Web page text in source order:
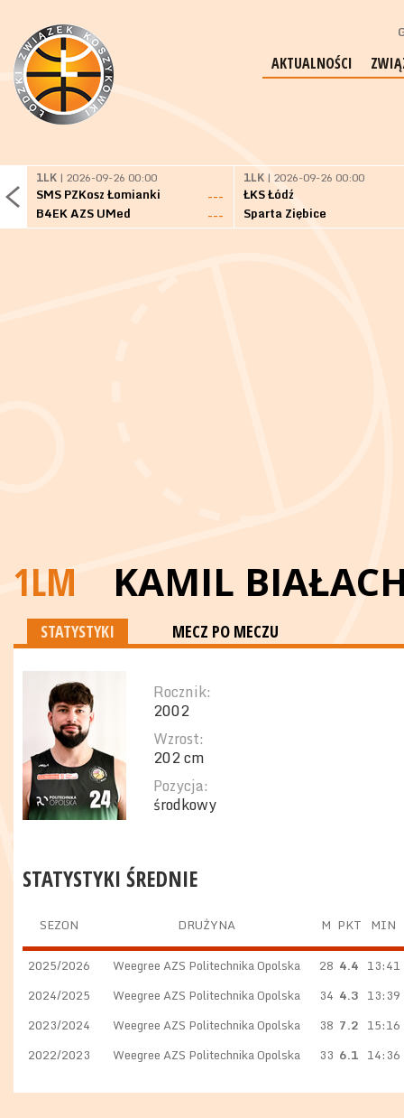
AKTUALNOŚCI
1LK | 2026-09-26 00:00
SMS PZKosz Łomianki
---
B4EK AZS UMed
---
1LK | 2026-09-26 00:00
ŁKS Łódź
Sparta Ziębice
1LM KAMIL
STATYSTYKI MECZ PO MECZU
Rocznik:
2002
Wzrost:
202 cm
Pozycja:
środkowy
STATYSTYKI ŚREDNIE
SEZON DRUŻYNA M PKT MIN
2025/2026 Weegree AZS Politechnika Opolska 28 4.4 13:41
2024/2025
Weegree AZS Politechnika Opolska 34 4.3 13:39
2023/2024
Weegree AZS Politechnika Opolska 38 7.2 15:16
2022/2023
Weegree AZS Politechnika Opolska 33 6.1 14:36